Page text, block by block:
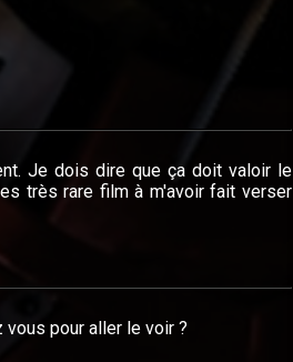
Je dois dire que ça doit valoir le
très rare film à m'avoir fait verser
pour aller le voir ?